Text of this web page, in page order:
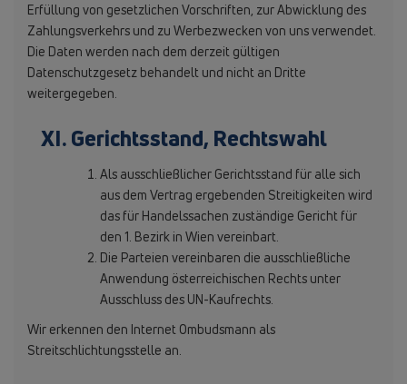
Erfüllung von gesetzlichen Vorschriften, zur Abwicklung des
Zahlungsverkehrs und zu Werbezwecken von uns verwendet.
Die Daten werden nach dem derzeit gültigen
Datenschutzgesetz behandelt und nicht an Dritte
weitergegeben.
XI. Gerichtsstand, Rechtswahl
Als ausschließlicher Gerichtsstand für alle sich
aus dem Vertrag ergebenden Streitigkeiten wird
das für Handelssachen zuständige Gericht für
den 1. Bezirk in Wien vereinbart.
Die Parteien vereinbaren die ausschließliche
Anwendung österreichischen Rechts unter
Ausschluss des UN-Kaufrechts.
Wir erkennen den Internet Ombudsmann als
Streitschlichtungsstelle an.